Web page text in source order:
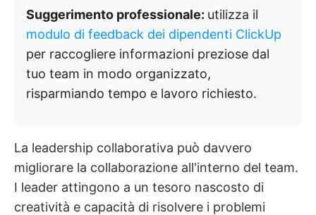
Suggerimento professionale: utilizza il
modulo di feedback dei dipendenti ClickUp
per raccogliere informazioni preziose dal
tuo team in modo organizzato,
risparmiando tempo e lavoro richiesto.
La leadership collaborativa può davvero
migliorare la collaborazione all'interno del team.
I leader attingono a un tesoro nascosto di
creatività e capacità di risolvere i problemi